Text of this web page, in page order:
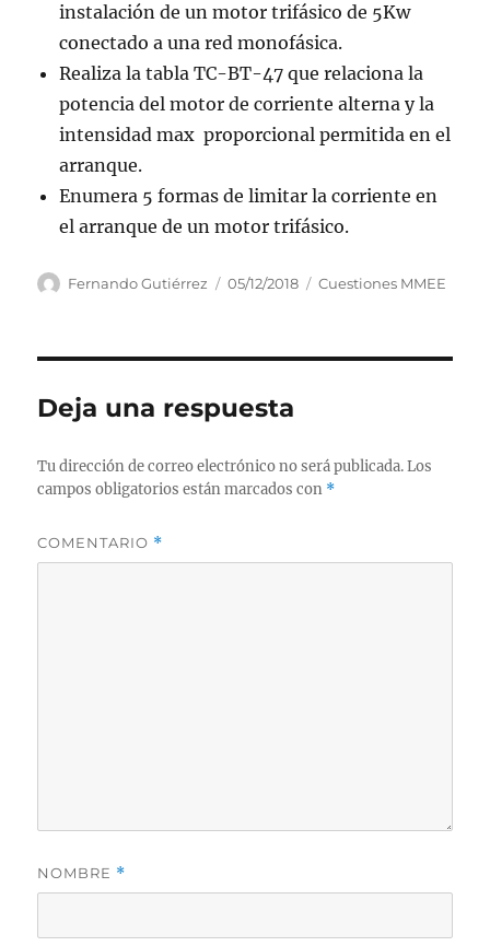
instalación de un motor trifásico de 5Kw
conectado a una red monofásica.
Realiza la tabla TC-BT-47 que relaciona la
potencia del motor de corriente alterna y la
intensidad max proporcional permitida en el
arranque.
Enumera 5 formas de limitar la corriente en
el arranque de un motor trifásico.
Autor
Fernando Gutiérrez
Publicado
05/12/2018 Categorías
Cuestiones MMEE
Deja una respuesta
Tu dirección de correo electrónico no será publicada. Los
campos obligatorios están marcados con *
COMENTARIO *
NOMBRE *